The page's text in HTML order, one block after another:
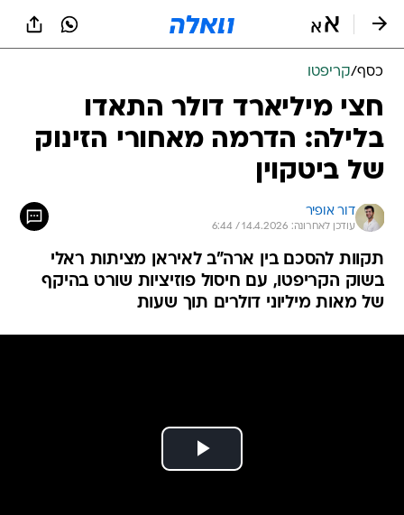
כסף/קריפטו
חצי מיליארד דולר התאדו
בלילה: הדרמה מאחורי הזינוק
של ביטקוין
דור אופיר
עודכן לאחרונה: 14.4.2026 / 6:44
תקוות להסכם בין ארה"ב לאיראן מציתות ראלי
בשוק הקריפטו, עם חיסול פוזיציות שורט בהיקף
של מאות מיליוני דולרים תוך שעות